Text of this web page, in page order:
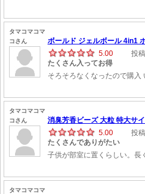
タマコマコマ
コさん
ボールド ジェルボール 4in1
5.00
投
たくさん入ってお得
そろそろなくなったので購入
タマコマコマ
コさん
消臭芳香ビーズ 大粒 特大サ
5.00
投
たくさんでありがたい
子供が部室に置くらしい。長
タマコマコマ